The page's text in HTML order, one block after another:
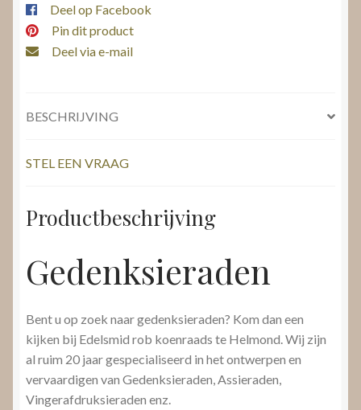
Deel op Facebook
Pin dit product
Deel via e-mail
BESCHRIJVING
STEL EEN VRAAG
Productbeschrijving
Gedenksieraden
Bent u op zoek naar gedenksieraden? Kom dan een
kijken bij Edelsmid rob koenraads te Helmond. Wij zijn
al ruim 20 jaar gespecialiseerd in het ontwerpen en
vervaardigen van Gedenksieraden, Assieraden,
Vingerafdruksieraden enz.